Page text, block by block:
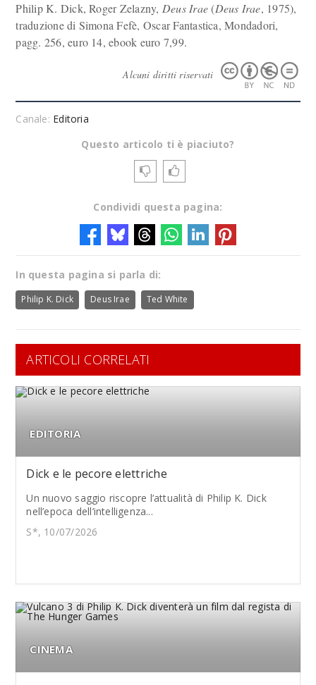
Philip K. Dick, Roger Zelazny, Deus Irae(Deus Irae, 1975),
traduzione di Simona Fefè, Oscar Fantastica, Mondadori,
pagg. 256, euro 14, ebook euro 7,99.
Alcuni diritti riservati
Canale: Editoria
Questo articolo ti è piaciuto?
Condividi questa pagina:
In questa pagina si parla di:
Philip K. Dick Deus Irae Ted White
ARTICOLI CORRELATI
EDITORIA
Dick e le pecore elettriche
Un nuovo saggio riscopre l’attualità di Philip K. Dick
nell’epoca dell’intelligenza...
S*, 10/07/2026
CINEMA